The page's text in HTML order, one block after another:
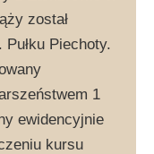
został
Piechoty.
1
ewidencyjnie
kursu